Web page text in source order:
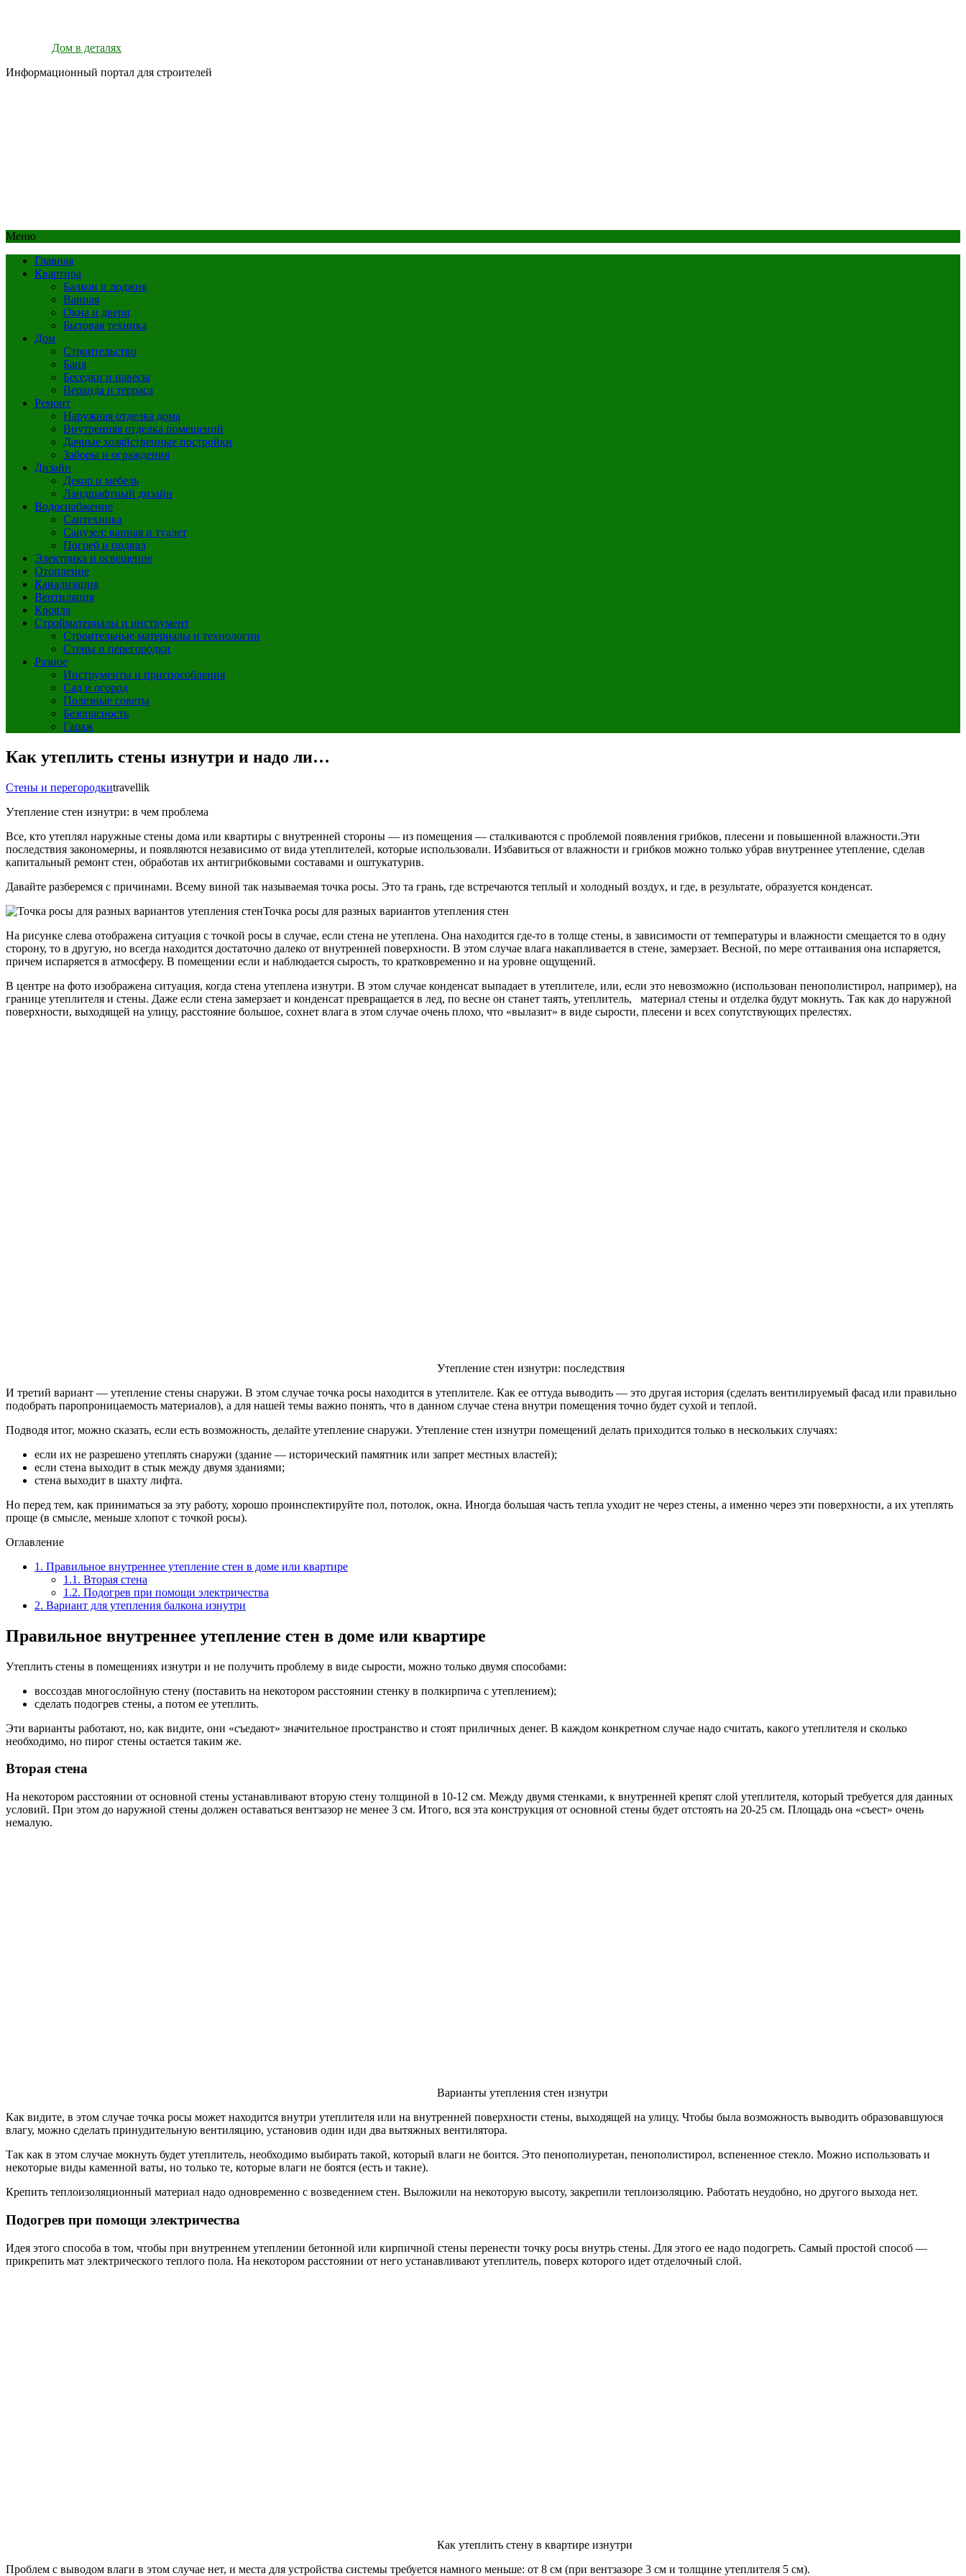
Дом в деталях
Информационный портал для строителей
Меню
Главная
Квартира
Балкон и лоджия
Ванная
Окна и двери
Бытовая техника
Дом
Строительство
Баня
Беседки и навесы
Веранда и терраса
Ремонт
Наружная отделка дома
Внутренняя отделка помещений
Дачные хозяйственные постройки
Заборы и ограждения
Дизайн
Декор и мебель
Ландшафтный дизайн
Водоснабжение
Сантехника
Санузел: ванная и туалет
Погреб и подвал
Электрика и освещение
Отопление
Канализация
Вентиляция
Кровля
Стройматериалы и инструмент
Строительные материалы и технологии
Стены и перегородки
Разное
Инструменты и приспособления
Сад и огород
Полезные советы
Безопасность
Гараж
Как утеплить стены изнутри и надо ли…
Стены и перегородкиtravellik
Утепление стен изнутри: в чем проблема
Все, кто утеплял наружные стены дома или квартиры с внутренней стороны — из помещения — сталкиваются с проблемой появления грибков, плесени и повышенной влажности.Эти
последствия закономерны, и появляются независимо от вида утеплителей, которые использовали. Избавиться от влажности и грибков можно только убрав внутреннее утепление, сделав
капитальный ремонт стен, обработав их антигрибковыми составами и оштукатурив.
Давайте разберемся с причинами. Всему виной так называемая точка росы. Это та грань, где встречаются теплый и холодный воздух, и где, в результате, образуется конденсат.
Точка росы для разных вариантов утепления стен
На рисунке слева отображена ситуация с точкой росы в случае, если стена не утеплена. Она находится где-то в толще стены, в зависимости от температуры и влажности смещается то в одну
сторону, то в другую, но всегда находится достаточно далеко от внутренней поверхности. В этом случае влага накапливается в стене, замерзает. Весной, по мере оттаивания она испаряется,
причем испаряется в атмосферу. В помещении если и наблюдается сырость, то кратковременно и на уровне ощущений.
В центре на фото изображена ситуация, когда стена утеплена изнутри. В этом случае конденсат выпадает в утеплителе, или, если это невозможно (использован пенополистирол, например), на
границе утеплителя и стены. Даже если стена замерзает и конденсат превращается в лед, по весне он станет таять, утеплитель, материал стены и отделка будут мокнуть. Так как до наружной
поверхности, выходящей на улицу, расстояние большое, сохнет влага в этом случае очень плохо, что «вылазит» в виде сырости, плесени и всех сопутствующих прелестях.
Утепление стен изнутри: последствия
И третий вариант — утепление стены снаружи. В этом случае точка росы находится в утеплителе. Как ее оттуда выводить — это другая история (сделать вентилируемый фасад или правильно
подобрать паропроницаемость материалов), а для нашей темы важно понять, что в данном случае стена внутри помещения точно будет сухой и теплой.
Подводя итог, можно сказать, если есть возможность, делайте утепление снаружи. Утепление стен изнутри помещений делать приходится только в нескольких случаях:
если их не разрешено утеплять снаружи (здание — исторический памятник или запрет местных властей);
если стена выходит в стык между двумя зданиями;
стена выходит в шахту лифта.
Но перед тем, как приниматься за эту работу, хорошо проинспектируйте пол, потолок, окна. Иногда большая часть тепла уходит не через стены, а именно через эти поверхности, а их утеплять
проще (в смысле, меньше хлопот с точкой росы).
Оглавление
1. Правильное внутреннее утепление стен в доме или квартире
1.1. Вторая стена
1.2. Подогрев при помощи электричества
2. Вариант для утепления балкона изнутри
Правильное внутреннее утепление стен в доме или квартире
Утеплить стены в помещениях изнутри и не получить проблему в виде сырости, можно только двумя способами:
воссоздав многослойную стену (поставить на некотором расстоянии стенку в полкирпича с утеплением);
сделать подогрев стены, а потом ее утеплить.
Эти варианты работают, но, как видите, они «съедают» значительное пространство и стоят приличных денег. В каждом конкретном случае надо считать, какого утеплителя и сколько
необходимо, но пирог стены остается таким же.
Вторая стена
На некотором расстоянии от основной стены устанавливают вторую стену толщиной в 10-12 см. Между двумя стенками, к внутренней крепят слой утеплителя, который требуется для данных
условий. При этом до наружной стены должен оставаться вентзазор не менее 3 см. Итого, вся эта конструкция от основной стены будет отстоять на 20-25 см. Площадь она «съест» очень
немалую.
Варианты утепления стен изнутри
Как видите, в этом случае точка росы может находится внутри утеплителя или на внутренней поверхности стены, выходящей на улицу. Чтобы была возможность выводить образовавшуюся
влагу, можно сделать принудительную вентиляцию, установив один иди два вытяжных вентилятора.
Так как в этом случае мокнуть будет утеплитель, необходимо выбирать такой, который влаги не боится. Это пенополиуретан, пенополистирол, вспененное стекло. Можно использовать и
некоторые виды каменной ваты, но только те, которые влаги не боятся (есть и такие).
Крепить теплоизоляционный материал надо одновременно с возведением стен. Выложили на некоторую высоту, закрепили теплоизоляцию. Работать неудобно, но другого выхода нет.
Подогрев при помощи электричества
Идея этого способа в том, чтобы при внутреннем утеплении бетонной или кирпичной стены перенести точку росы внутрь стены. Для этого ее надо подогреть. Самый простой способ —
прикрепить мат электрического теплого пола. На некотором расстоянии от него устанавливают утеплитель, поверх которого идет отделочный слой.
Как утеплить стену в квартире изнутри
Проблем с выводом влаги в этом случае нет, и места для устройства системы требуется намного меньше: от 8 см (при вентзазоре 3 см и толщине утеплителя 5 см).